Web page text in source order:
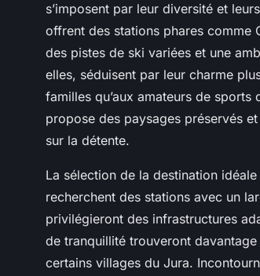
s’imposent par leur diversité et
offrent des stations phares comme
des pistes de ski variées et une
elles, séduisent par leur charme
familles qu’aux amateurs de sports
propose des paysages préservés
sur la détente.
La sélection de la destination
recherchent des stations avec un
privilégieront des infrastructures
de tranquillité trouveront
certains villages du Jura.